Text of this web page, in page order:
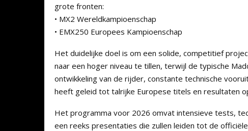
grote fronten:
• MX2 Wereldkampioenschap
• EMX250 Europees Kampioenschap
Het duidelijke doel is om een solide, competitief
naar een hoger niveau te tillen, terwijl de typische
ontwikkeling van de rijder, constante technische
heeft geleid tot talrijke Europese titels en resultaten
Het programma voor 2026 omvat intensieve tests,
een reeks presentaties die zullen leiden tot de